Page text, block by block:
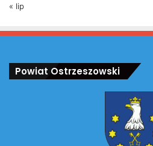
« lip
Powiat Ostrzeszowski